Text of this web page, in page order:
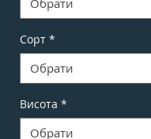
Сорт *
Висота *